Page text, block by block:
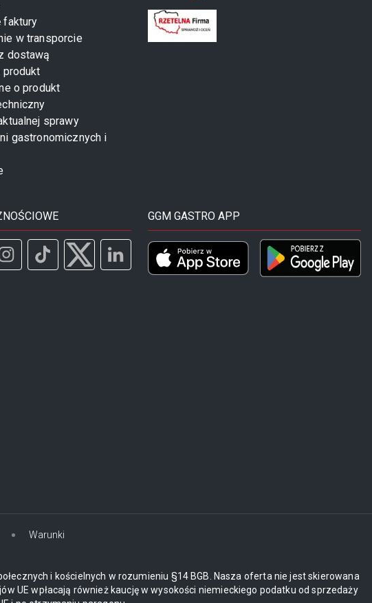
faktury
w transporcie
dostawą
produkt
o produkt
sprawy
gastronomicznych i
GGM GASTRO APP
Warunki
i kościelnych w rozumieniu §14 BGB. Nasza oferta nie jest skierowana
UE wpłacają również kaucję w wysokości niemieckiego podatku od sprzedaży